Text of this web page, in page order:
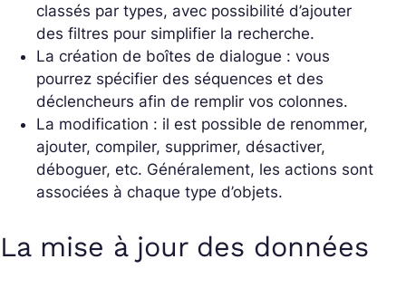
classés par types, avec possibilité d’ajouter
des filtres pour simplifier la recherche.
La création de boîtes de dialogue : vous
pourrez spécifier des séquences et des
déclencheurs afin de remplir vos colonnes.
La modification : il est possible de renommer,
ajouter, compiler, supprimer, désactiver,
déboguer, etc. Généralement, les actions sont
associées à chaque type d’objets.
La mise à jour des données